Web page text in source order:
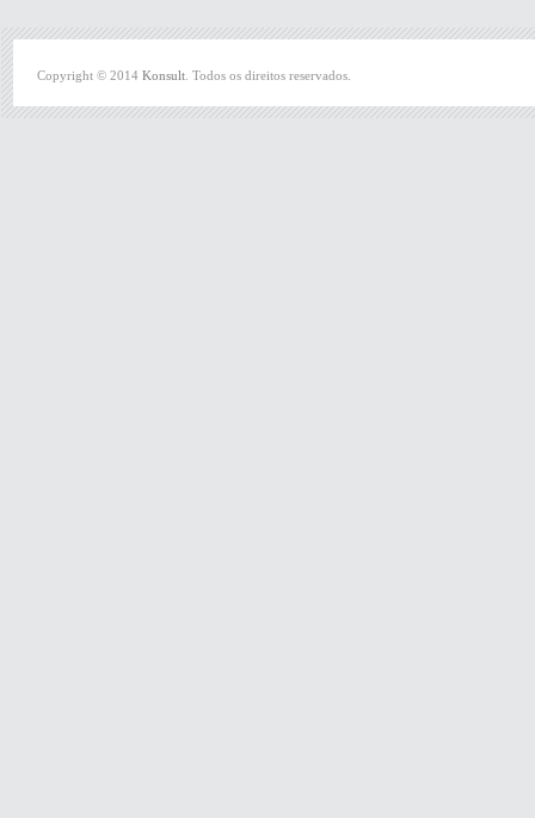
Copyright © 2014 Konsult . Todos os direitos reservados.